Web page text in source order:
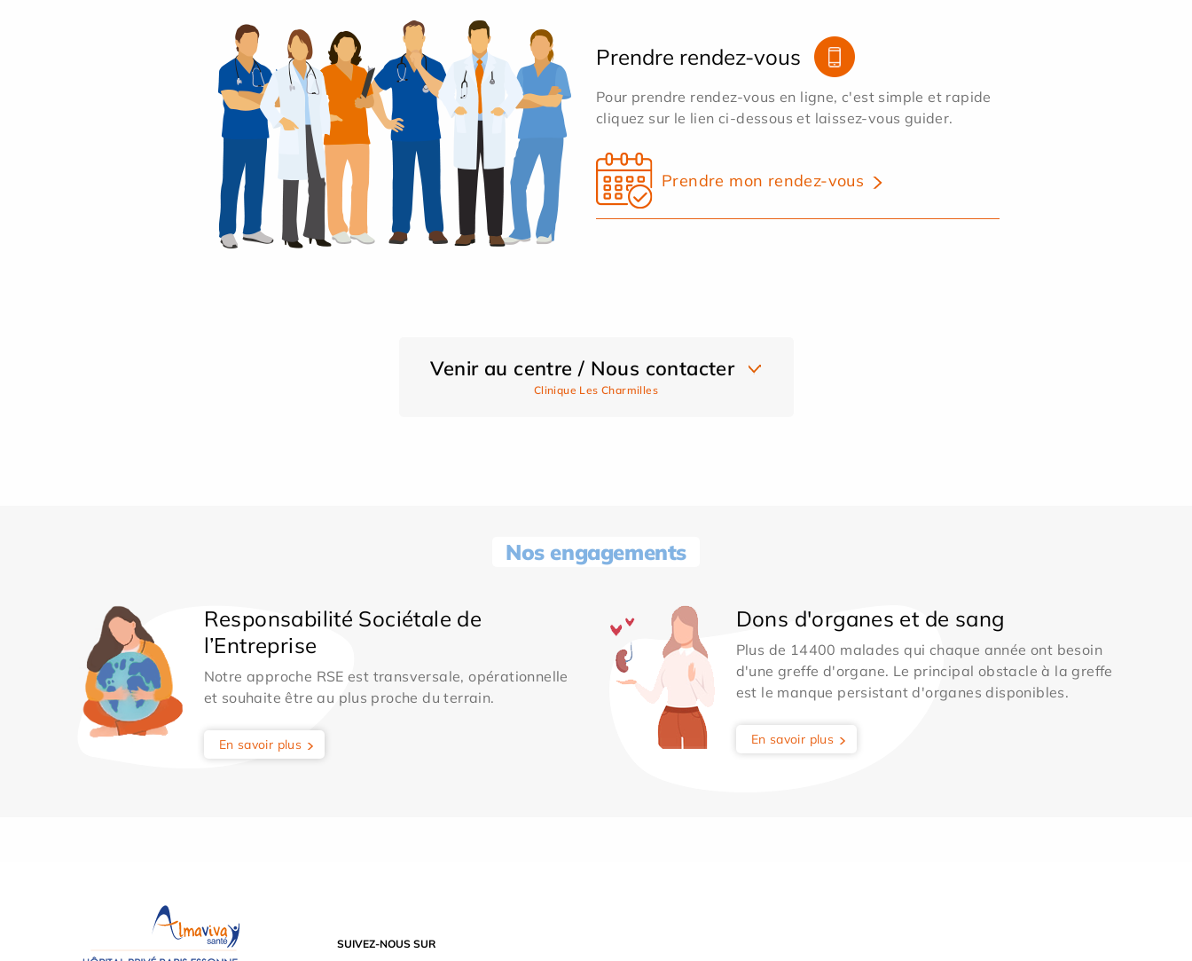
Prendre rendez-vous
Pour prendre rendez-vous en ligne, c'est simple et rapide
cliquez sur le lien ci-dessous et laissez-vous guider.
Prendre mon rendez-vous
Venir au centre / Nous contacter
Clinique Les Charmilles
Nos engagements
Responsabilité Sociétale de
l’Entreprise
Notre approche RSE est transversale, opérationnelle
et souhaite être au plus proche du terrain.
En savoir plus
Dons d'organes et de sang
Plus de 14400 malades qui chaque année ont besoin
d'une greffe d'organe. Le principal obstacle à la greffe
est le manque persistant d'organes disponibles.
En savoir plus
SUIVEZ-NOUS SUR